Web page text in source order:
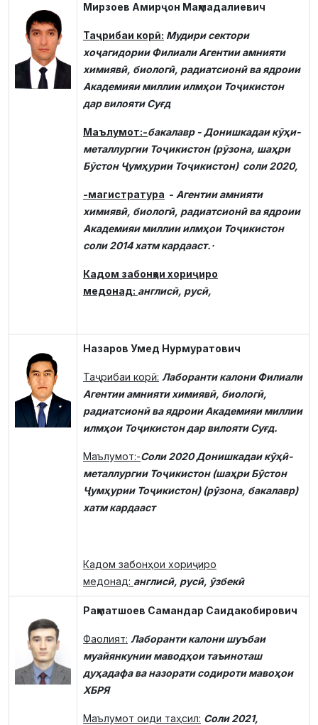
Мирзоев Амирҷон Маҳмадалиевич
Таҷрибаи корӣ: Мудири сектори
хоҷагидории Филиали Агентии амнияти
химиявӣ, биологӣ, радиатсионӣ ва ядроии
Академияи миллии илмҳои Тоҷикистон
дар вилояти Суғд
Маълумот:-бакалавр - Донишкадаи кӯҳи-
металлургии Тоҷикистон (рӯзона, шаҳри
Бӯстон Ҷумҳурии Тоҷикистон) соли 2020,
-магистратура - Агентии амнияти
химиявӣ, биологӣ, радиатсионӣ ва ядроии
Академияи миллии илмҳои Тоҷикистон
соли 2014 хатм кардааст.·
Кадом забонҳои хориҷиро
медонад: англисӣ, русӣ,
Назаров Умед Нурмуратович
Таҷрибаи корӣ: Лаборанти калони Филиали
Агентии амнияти химиявӣ, биологӣ,
радиатсионӣ ва ядроии Академияи миллии
илмҳои Тоҷикистон дар вилояти Суғд.
Маълумот:-Соли 2020 Донишкадаи кӯҳӣ-
металлургии Тоҷикистон (шаҳри Бӯстон
Ҷумҳурии Тоҷикистон) (рӯзона, бакалавр)
хатм кардааст
Кадом забонҳои хориҷиро
медонад: англисӣ, русӣ, ӯзбекӣ
Раҳматшоев Самандар Саидакобирович
Фаолият: Лаборанти калони шуъбаи
муайянкунии маводҳои таъиноташ
дуҳадафа ва назорати содироти мавоҳои
ХБРЯ
Маълумот оиди таҳсил: Соли 2021,